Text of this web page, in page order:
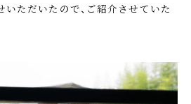
ただいたので、ご紹介させていた